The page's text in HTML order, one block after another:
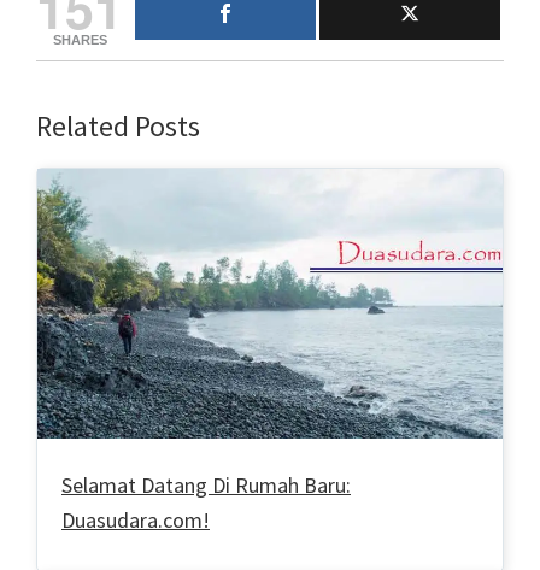
SHARES
Related Posts
Selamat Datang Di Rumah Baru:
Duasudara.com!